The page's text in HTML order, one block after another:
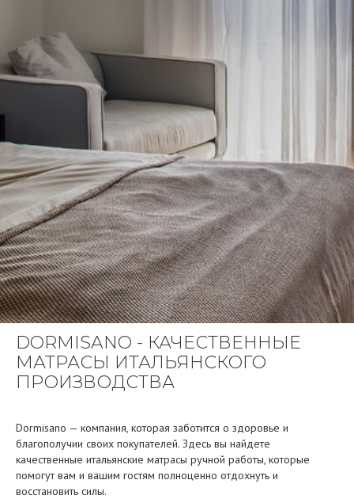
DORMISANO - КАЧЕСТВЕННЫЕ
МАТРАСЫ ИТАЛЬЯНСКОГО
ПРОИЗВОДСТВА
Dormisano — компания, которая заботится о здоровье и
благополучии своих покупателей. Здесь вы найдете
качественные итальянские матрасы ручной работы, которые
помогут вам и вашим гостям полноценно отдохнуть и
восстановить силы.